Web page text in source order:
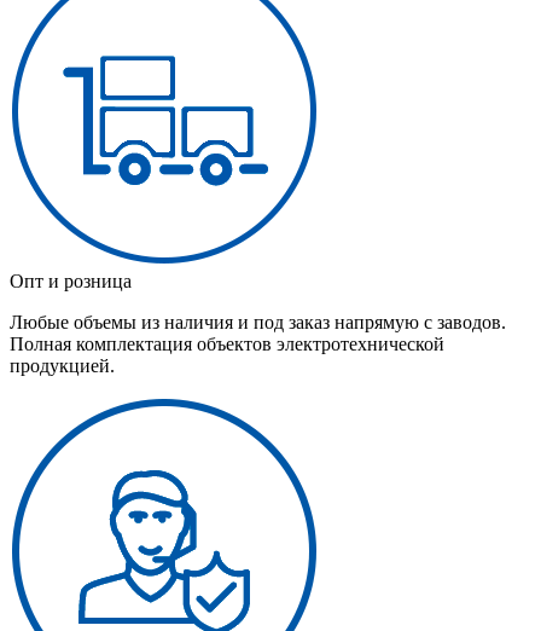
Опт и розница
Любые объемы из наличия и под заказ напрямую с заводов.
Полная комплектация объектов электротехнической
продукцией.